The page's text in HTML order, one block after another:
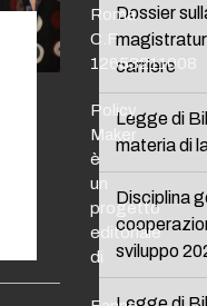
Dossier
carriere
Legge di
materia di
Disciplina
sviluppo
Roma
C.F.
12653211008
Policy
Maker
è
un
progetto
editoriale
di